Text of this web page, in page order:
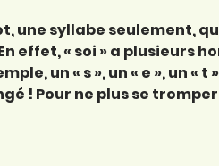
une syllabe seulement,
effet, « soi » a plusieurs
un « s », un « e », un « t
! Pour ne plus se